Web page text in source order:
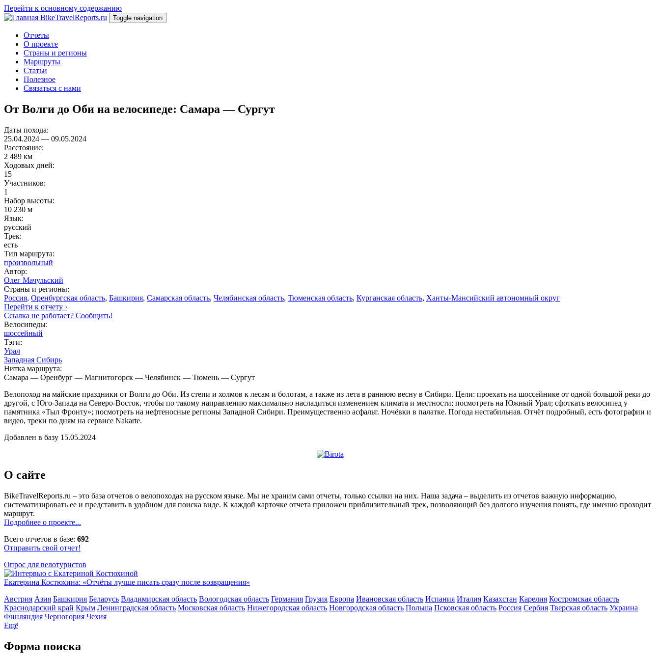
Перейти к основному содержанию
BikeTravelReports.ru
Toggle navigation
Отчеты
О проекте
Страны и регионы
Маршруты
Статьи
Полезное
Связаться с нами
От Волги до Оби на велосипеде: Самара — Сургут
Даты похода:
25.04.2024 — 09.05.2024
Расстояние:
2 489 км
Ходовых дней:
15
Участников:
1
Набор высоты:
10 230 м
Язык:
русский
Трек:
есть
Тип маршрута:
произвольный
Автор:
Олег Мачульский
Страны и регионы:
Россия, Оренбургская область, Башкирия, Самарская область, Челябинская область, Тюменская область, Курганская область, Ханты-Мансийский автономный округ
Перейти к отчету ›
Ссылка не работает? Сообщить!
Велосипеды:
шоссейный
Тэги:
Урал
Западная Сибирь
Нитка маршрута:
Самара — Оренбург — Магнитогорск — Челябинск — Тюмень — Сургут
Велопоход на майские праздники от Волги до Оби. Из степи и холмов к лесам и болотам, а также из лета в раннюю весну в Сибири. Цели: проехать на шоссейнике от одной большой реки до
другой, с Юго-Запада на Северо-Восток, чтобы по такому направлению максимально насладиться изменением климата и местности; посмотреть на Южный Урал; сфоткать велосипед у
памятника «Тыл Фронту»; посмотреть на нефтеносные регионы Западной Сибири. Преимущественно асфальт. Ночёвки в палатке. Погода нестабильная. Отчёт подробный, есть фотографии и
видео, треки по дням на сервисе Nakarte.
Добавлен в базу 15.05.2024
О сайте
BikeTravelReports.ru – это база отчетов о велопоходах на русском языке. Мы не храним сами отчеты, только ссылки на них. Наша задача – выделить из отчетов важную информацию,
систематизировать ее и представить в удобном для поиска виде. К каждой карточке отчета приложен приблизительный трек, позволяющий без долгого изучения понять, где именно проходит
маршрут.
Подробнее о проекте...
Всего отчетов в базе: 692
Отправить свой отчет!
Опрос для велотуристов
Екатерина Костюхина: «Отчёты лучше писать сразу после возвращения»
Австрия Азия Башкирия Беларусь Владимирская область Вологодская область Германия Грузия Европа Ивановская область Испания Италия Казахстан Карелия Костромская область
Краснодарский край Крым Ленинградская область Московская область Нижегородская область Новгородская область Польша Псковская область Россия Сербия Тверская область Украина
Финляндия Черногория Чехия
Ещё
Форма поиска